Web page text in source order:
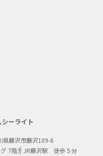
ーライト
県藤沢市藤沢109-6
7階
JR藤沢駅 徒歩５分